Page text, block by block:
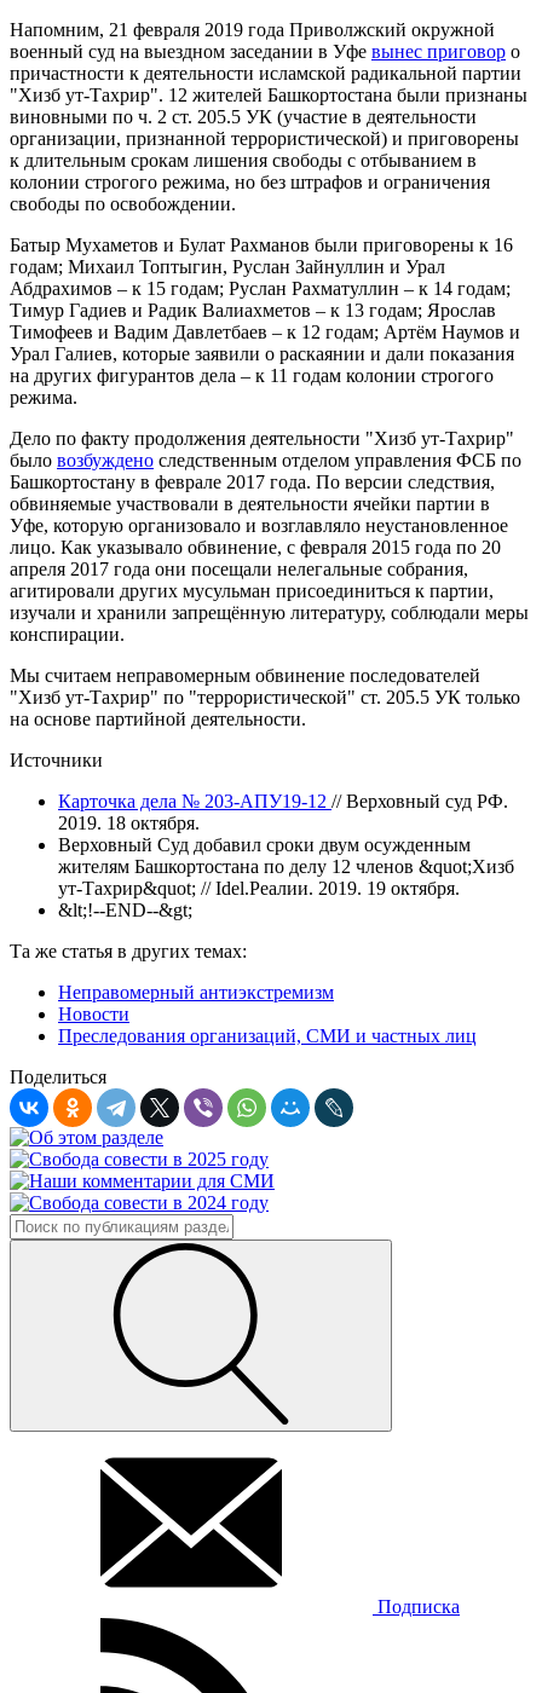
Напомним, 21 февраля 2019 года Приволжский окружной
военный суд на выездном заседании в Уфе вынес приговор о
причастности к деятельности исламской радикальной партии
"Хизб ут-Тахрир". 12 жителей Башкортостана были признаны
виновными по ч. 2 ст. 205.5 УК (участие в деятельности
организации, признанной террористической) и приговорены
к длительным срокам лишения свободы с отбыванием в
колонии строгого режима, но без штрафов и ограничения
свободы по освобождении.
Батыр Мухаметов и Булат Рахманов были приговорены к 16
годам; Михаил Топтыгин, Руслан Зайнуллин и Урал
Абдрахимов – к 15 годам; Руслан Рахматуллин – к 14 годам;
Тимур Гадиев и Радик Валиахметов – к 13 годам; Ярослав
Тимофеев и Вадим Давлетбаев – к 12 годам; Артём Наумов и
Урал Галиев, которые заявили о раскаянии и дали показания
на других фигурантов дела – к 11 годам колонии строгого
режима.
Дело по факту продолжения деятельности "Хизб ут-Тахрир"
было возбуждено следственным отделом управления ФСБ по
Башкортостану в феврале 2017 года. По версии следствия,
обвиняемые участвовали в деятельности ячейки партии в
Уфе, которую организовало и возглавляло неустановленное
лицо. Как указывало обвинение, с февраля 2015 года по 20
апреля 2017 года они посещали нелегальные собрания,
агитировали других мусульман присоединиться к партии,
изучали и хранили запрещённую литературу, соблюдали меры
конспирации.
Мы считаем неправомерным обвинение последователей
"Хизб ут-Тахрир" по "террористической" ст. 205.5 УК только
на основе партийной деятельности.
Источники
Карточка дела № 203-АПУ19-12 // Верховный суд РФ.
2019. 18 октября.
Верховный Суд добавил сроки двум осужденным
жителям Башкортостана по делу 12 членов &quot;Хизб
ут-Тахрир&quot; // Idel.Реалии. 2019. 19 октября.
&lt;!--END--&gt;
Та же статья в других темах:
Неправомерный антиэкстремизм
Новости
Преследования организаций, СМИ и частных лиц
Поделиться
Подписка